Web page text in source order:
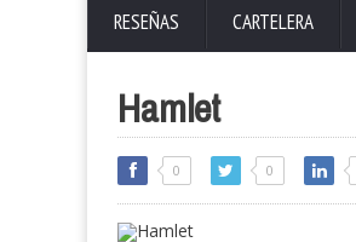
RESEÑAS CARTELERA
Hamlet
0 0